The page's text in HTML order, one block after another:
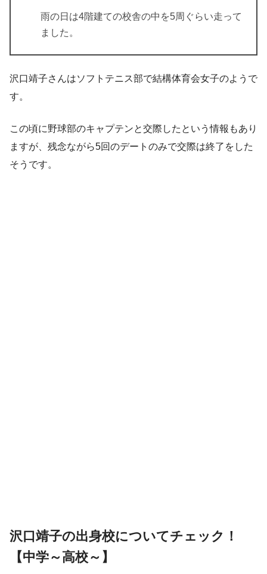
雨の日は4階建ての校舎の中を5周ぐらい走って
ました。
沢口靖子さんはソフトテニス部で結構体育会女子のようで
す。
この頃に野球部のキャプテンと交際したという情報もあり
ますが、残念ながら5回のデートのみで交際は終了をした
そうです。
沢口靖子の出身校についてチェック！
【中学～高校～】